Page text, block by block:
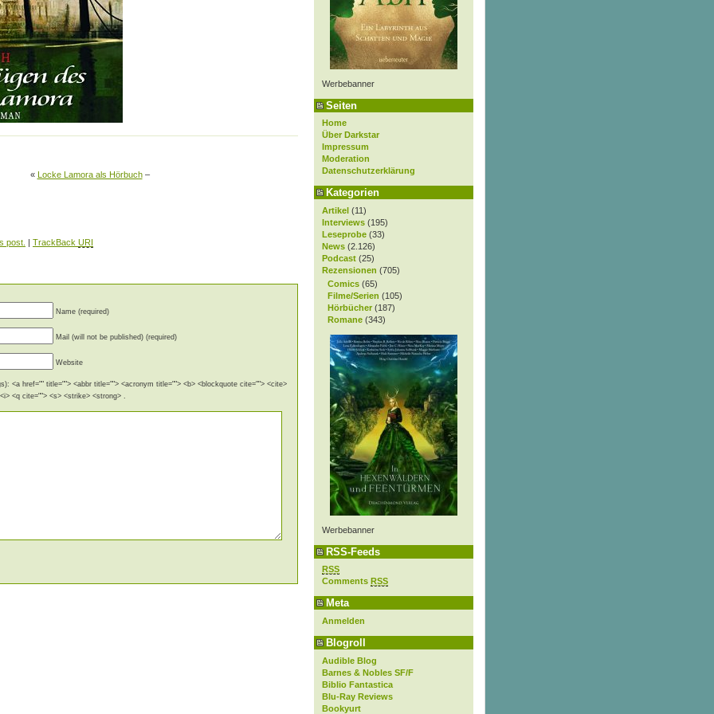
Werbebanner
Seiten
Home
Über Darkstar
Impressum
Moderation
Datenschutzerklärung
Kategorien
Artikel (11)
Interviews (195)
Leseprobe (33)
News (2.126)
Podcast (25)
Rezensionen (705)
Comics (65)
Filme/Serien (105)
Hörbücher (187)
Romane (343)
Werbebanner
RSS-Feeds
RSS
Comments RSS
Meta
Anmelden
Blogroll
Audible Blog
Barnes & Nobles SF/F
Biblio Fantastica
Blu-Ray Reviews
Bookyurt
« Locke Lamora als Hörbuch–
post. | TrackBack URI
Name (required)
Mail (will not be published) (required)
Website
<a href="" title=""> <abbr title=""> <acronym title=""> <b> <blockquote cite=""> <cite>
<q cite=""> <s> <strike> <strong> .